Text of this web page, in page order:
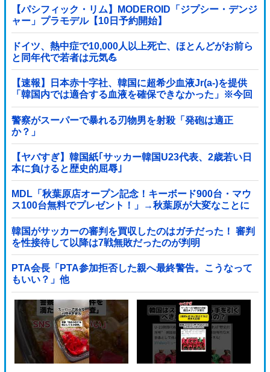
【パシフィック・リム】MODEROID「ジプシー・デンジ
ャー」プラモデル【10日予約開始】
ドイツ、熱中症で10,000人以上死亡、ほとんどがお前ら
と同年代で若者は元気💪
【速報】日本赤十字社、韓国に超希少血液Jr(a-)を提供
「韓国内では適合する血液を確保できなかった」※今回
で4回目
警察がスーパーで暴れる刃物男を射殺「発砲は適正
か？」
【ヤバすぎ】韓国紙｢サッカー韓国U23代表、2歳若い日
本に負けると歴史的屈辱｣
MDL「秋葉原店オープン記念！キーボード900台・マウ
ス100台無料でプレゼント！」→秋葉原が大変なことに
なってしまう
韓国がサッカーの審判を買収したのはガチだった！ 審判
を性接待して以降は7戦無敗だったのが判明
PTA会長「PTA参加拒否した親へ最終警告。こうなって
もいい？」他